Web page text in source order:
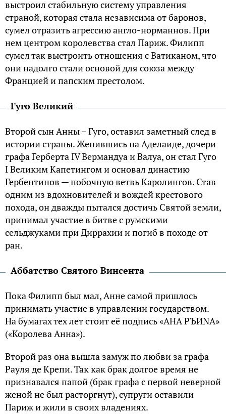
выстроил стабильную систему управления
страной, которая стала независима от баронов,
сумел отразить агрессию англо-норманнов. При
нем центром королевства стал Париж. Филипп
сумел так выстроить отношения с Ватиканом, что
они надолго стали основой для союза между
Францией и папским престолом.
Гуго Великий
Второй сын Анны – Гуго, оставил заметный след в
истории страны. Женившись на Аделаиде, дочери
графа Герберта IV Вермандуа и Валуа, он стал Гуго
I Великим Капетингом и основал династию
Гербентинов — побочную ветвь Каролингов. Став
одним из вдохновителей и вождей крестового
похода, он дважды пытался достичь Святой земли,
принимал участие в битве с румскими
сельджуками при Диррахии и погиб в походе от
ран.
Аббатство Святого Винсента
Пока Филипп был мал, Анне самой пришлось
принимать участие в управлении государством.
На бумагах тех лет стоит её подпись «АНА РЪИNА»
(«Королева Анна»).
Второй раз она вышла замуж по любви за графа
Рауля де Крепи. Так как брак долгое время не
признавался папой (брак графа с первой неверной
женой не был расторгнут), супруги оставили
Париж и жили в своих владениях.